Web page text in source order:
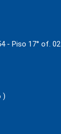
- Piso 17° of. 02
)